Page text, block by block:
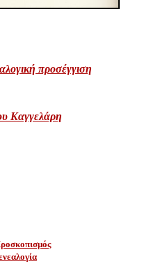
προσέγγιση
Καγγελάρη